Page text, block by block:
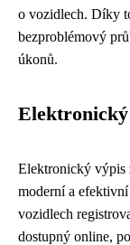
o vozidlech. Díky
bezproblémový
úkonů.
Elektronický výpis
moderní a
vozidlech
dostupný online,